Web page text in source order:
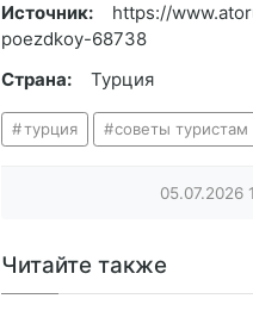
Источник:
https://
poezdkoy-68738
Страна:
Турция
турция советы туристам
05.07.2026
Читайте также